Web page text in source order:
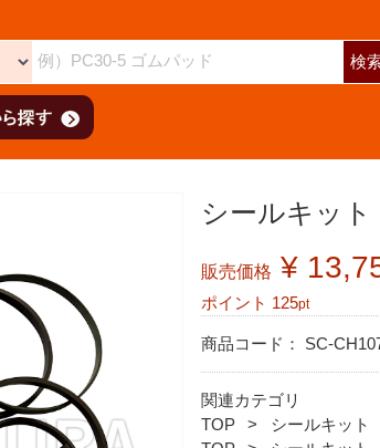
検
シールキッ
販売価格 ¥
ポイント 125pt
商品コード： SC-
関連カテゴリ
TOP
シールキット